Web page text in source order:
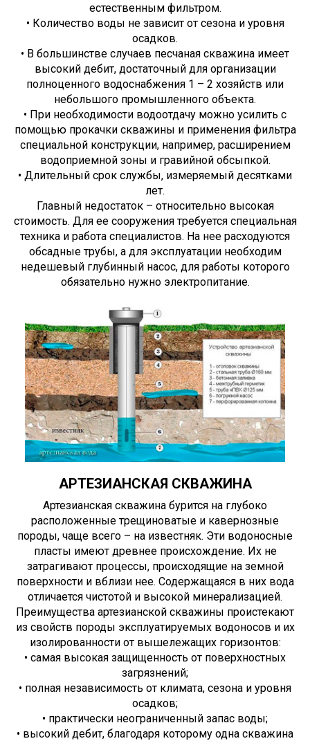
естественным фильтром.
• Количество воды не зависит от сезона и уровня
осадков.
• В большинстве случаев песчаная скважина имеет
высокий дебит, достаточный для организации
полноценного водоснабжения 1 – 2 хозяйств или
небольшого промышленного объекта.
• При необходимости водоотдачу можно усилить с
помощью прокачки скважины и применения фильтра
специальной конструкции, например, расширением
водоприемной зоны и гравийной обсыпкой.
• Длительный срок службы, измеряемый десятками
лет.
Главный недостаток – относительно высокая
стоимость. Для ее сооружения требуется специальная
техника и работа специалистов. На нее расходуются
обсадные трубы, а для эксплуатации необходим
недешевый глубинный насос, для работы которого
обязательно нужно электропитание.
АРТЕЗИАНСКАЯ СКВАЖИНА
Артезианская скважина бурится на глубоко
расположенные трещиноватые и кавернозные
породы, чаще всего – на известняк. Эти водоносные
пласты имеют древнее происхождение. Их не
затрагивают процессы, происходящие на земной
поверхности и вблизи нее. Содержащаяся в них вода
отличается чистотой и высокой минерализацией.
Преимущества артезианской скважины проистекают
из свойств породы эксплуатируемых водоносов и их
изолированности от вышележащих горизонтов:
• самая высокая защищенность от поверхностных
загрязнений;
• полная независимость от климата, сезона и уровня
осадков;
• практически неограниченный запас воды;
• высокий дебит, благодаря которому одна скважина